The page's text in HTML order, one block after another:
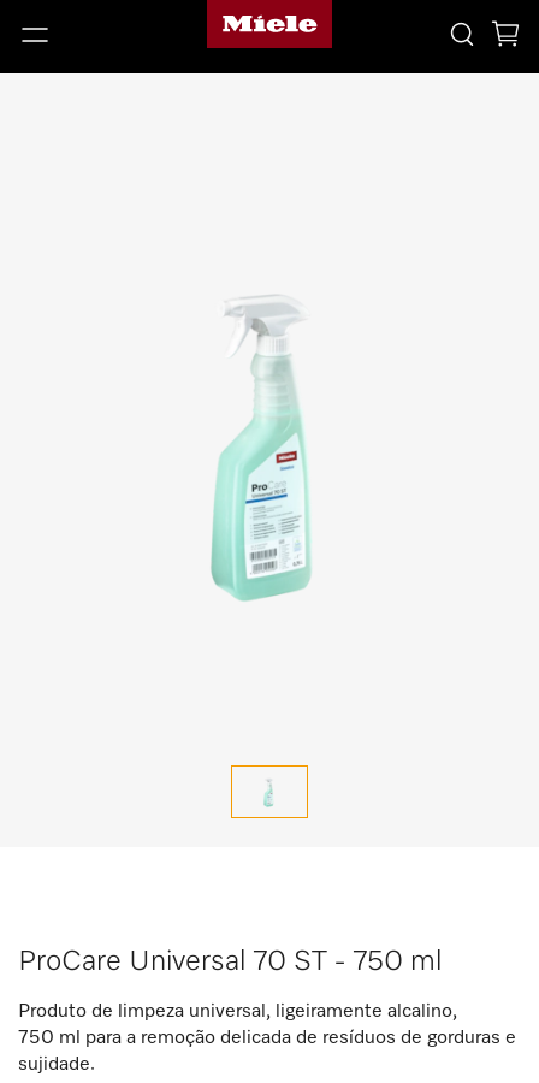
ProCare Universal 70 ST - 750 ml
Produto de limpeza universal, ligeiramente alcalino,
750 ml para a remoção delicada de resíduos de gorduras e
sujidade.